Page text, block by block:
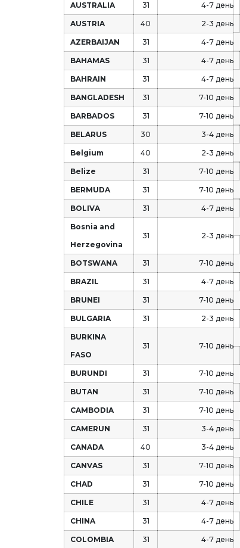
AUSTRALIA 31 4-7 день
AUSTRIA 40 2-3 день
AZERBAIJAN 31 4-7 день
BAHAMAS 31 4-7 день
BAHRAIN 31 4-7 день
BANGLADESH 31 7-10 день
BARBADOS 31 7-10 день
BELARUS 30 3-4 день
Belgium 40 2-3 день
Belize 31 7-10 день
BERMUDA 31 7-10 день
BOLIVA 31 4-7 день
Bosnia and
Herzegovina
31 2-3 день
BOTSWANA 31 7-10 день
BRAZIL 31 4-7 день
BRUNEI 31 7-10 день
BULGARIA 31 2-3 день
BURKINA
FASO
31 7-10 день
BURUNDI 31 7-10 день
BUTAN 31 7-10 день
CAMBODIA 31 7-10 день
CAMERUN 31 3-4 день
CANADA 40 3-4 день
CANVAS 31 7-10 день
CHAD 31 7-10 день
CHILE 31 4-7 день
CHINA 31 4-7 день
COLOMBIA 31 4-7 день